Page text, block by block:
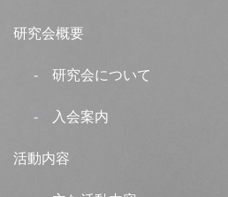
研究会概要
研究会について
入会案内
活動内容